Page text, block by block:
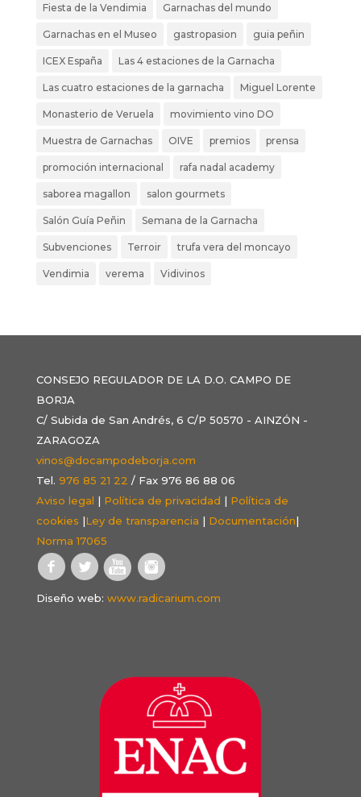
Fiesta de la Vendimia Garnachas del mundo
Garnachas en el Museo gastropasion guia peñin
ICEX España Las 4 estaciones de la Garnacha
Las cuatro estaciones de la garnacha Miguel Lorente
Monasterio de Veruela movimiento vino DO
Muestra de Garnachas OIVE premios prensa
promoción internacional rafa nadal academy
saborea magallon salon gourmets
Salón Guía Peñin Semana de la Garnacha
Subvenciones Terroir trufa vera del moncayo
Vendimia verema Vidivinos
CONSEJO REGULADOR DE LA D.O. CAMPO DE
BORJA
C/ Subida de San Andrés, 6 C/P 50570 - AINZÓN -
ZARAGOZA
vinos@docampodeborja.com
Tel. 976 85 21 22 / Fax 976 86 88 06
Aviso legal | Política de privacidad | Política de
cookies |Ley de transparencia | Documentación|
Norma 17065
Diseño web: www.radicarium.com